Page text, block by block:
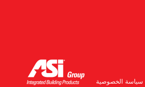
سياسة الخصوصية